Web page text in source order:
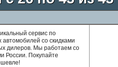
сервис по
со скидками
дилеров. Мы работаем со
России. Покупайте